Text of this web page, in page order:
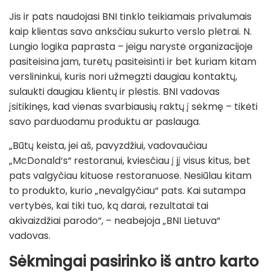
Jis ir pats naudojasi BNI tinklo teikiamais privalumais
kaip klientas savo anksčiau sukurto verslo plėtrai. N.
Lungio logika paprasta – jeigu narystė organizacijoje
pasiteisina jam, turėtų pasiteisinti ir bet kuriam kitam
verslininkui, kuris nori užmegzti daugiau kontaktų,
sulaukti daugiau klientų ir plėstis. BNI vadovas
įsitikinęs, kad vienas svarbiausių raktų į sėkmę – tikėti
savo parduodamu produktu ar paslauga.
„Būtų keista, jei aš, pavyzdžiui, vadovaučiau
„McDonald‘s“ restoranui, kviesčiau į jį visus kitus, bet
pats valgyčiau kituose restoranuose. Nesiūlau kitam
to produkto, kurio „nevalgyčiau“ pats. Kai sutampa
vertybės, kai tiki tuo, ką darai, rezultatai tai
akivaizdžiai parodo“, – neabejoja „BNI Lietuva“
vadovas.
Sėkmingai pasirinko iš antro karto